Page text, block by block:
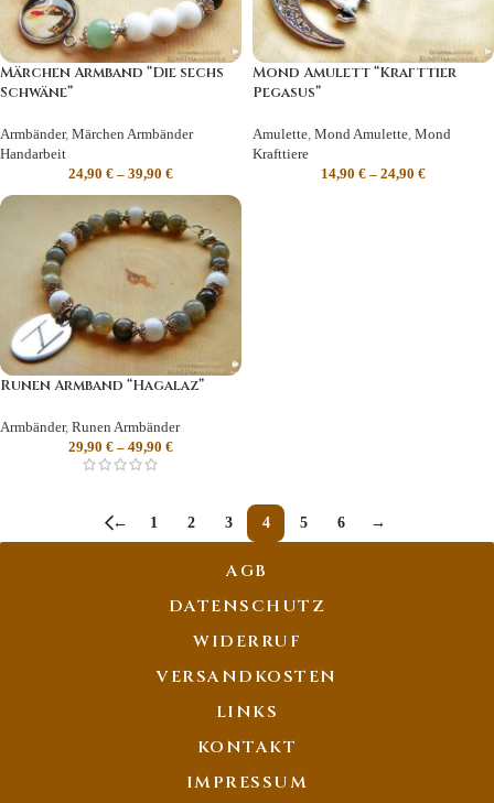
Märchen Armband “Die sechs
Schwäne”
Armbänder, Märchen Armbänder
Handarbeit
24,90 € – 39,90 €
Mond Amulett “Krafttier
Pegasus”
Amulette, Mond Amulette, Mond
Krafttiere
14,90 € – 24,90 €
Runen Armband “Hagalaz”
Armbänder, Runen Armbänder
29,90 € – 49,90 €
← 1 2 3 4 5 6 →
AGB
DATENSCHUTZ
WIDERRUF
VERSANDKOSTEN
LINKS
KONTAKT
IMPRESSUM